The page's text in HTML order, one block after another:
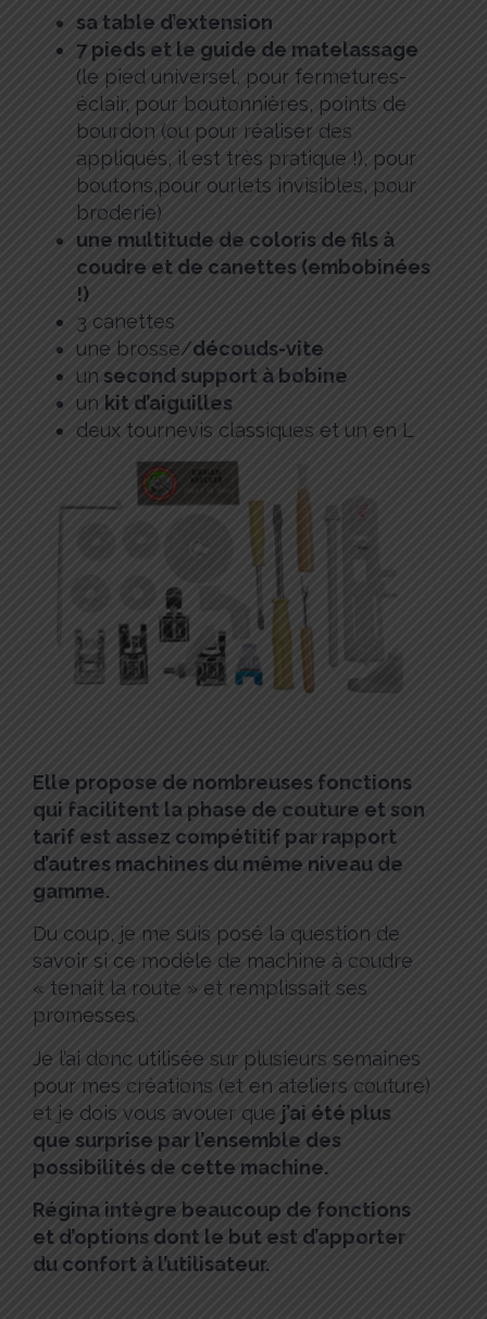
sa table d’extension
7 pieds et le guide de matelassage
(le pied universel, pour fermetures-
éclair, pour boutonnières, points de
bourdon (ou pour réaliser des
appliqués, il est très pratique !), pour
boutons,pour ourlets invisibles, pour
broderie)
une multitude de coloris de fils à
coudre et de canettes (embobinées
!)
3 canettes
une brosse/découds-vite
un second support à bobine
un kit d’aiguilles
deux tournevis classiques et un en L
Elle propose de nombreuses fonctions
qui facilitent la phase de couture et son
tarif est assez compétitif par rapport
d’autres machines du même niveau de
gamme.
Du coup, je me suis posé la question de
savoir si ce modèle de machine à coudre
« tenait la route » et remplissait ses
promesses.
Je l’ai donc utilisée sur plusieurs semaines
pour mes créations (et en ateliers couture)
et je dois vous avouer que j’ai été plus
que surprise par l’ensemble des
possibilités de cette machine.
Régina intègre beaucoup de fonctions
et d’options dont le but est d’apporter
du confort à l’utilisateur.